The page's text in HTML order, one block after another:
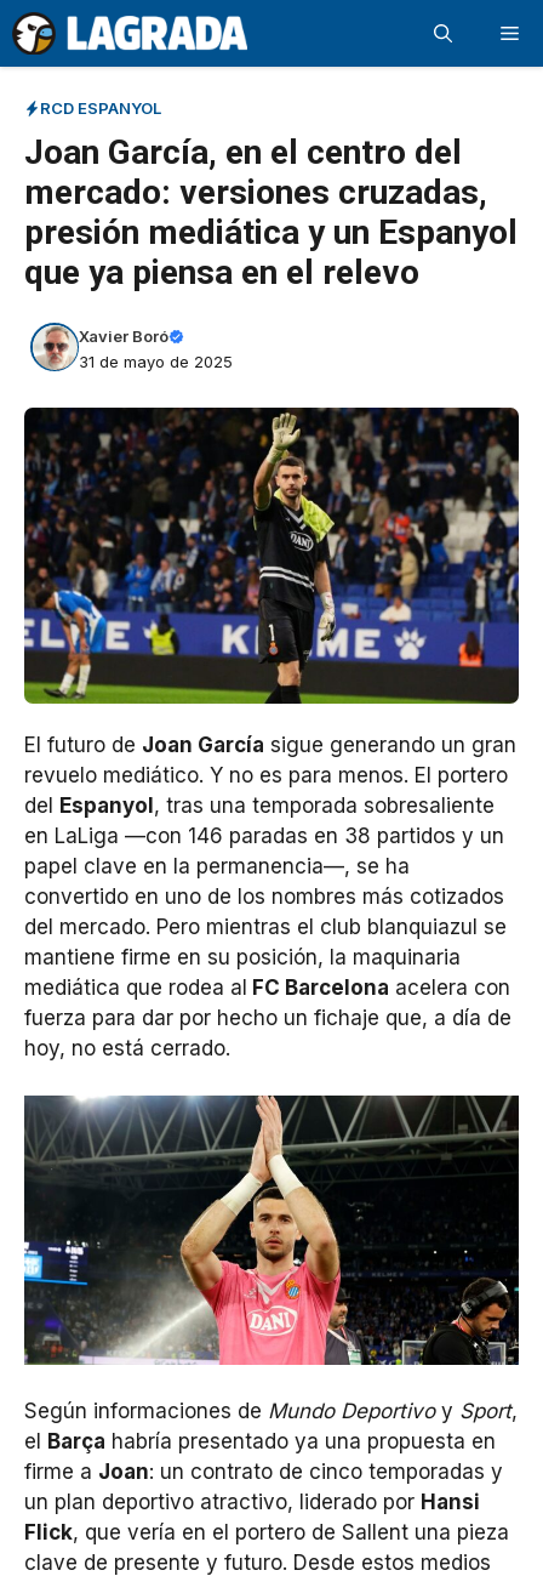
Saltar
al
contenido
RCD ESPANYOL
Joan García, en el centro del
mercado: versiones cruzadas,
presión mediática y un Espanyol
que ya piensa en el relevo
Xavier Boró
31 de mayo de 2025
El futuro de Joan García sigue generando un gran
revuelo mediático. Y no es para menos. El portero
del
Espanyol , tras una temporada sobresaliente
en LaLiga —con 146 paradas en 38 partidos y un
papel clave en la permanencia—, se ha
convertido en uno de los nombres más cotizados
del mercado. Pero mientras el club blanquiazul se
mantiene firme en su posición, la maquinaria
mediática que rodea al FC Barcelona acelera con
fuerza para dar por hecho un fichaje que, a día de
hoy, no está cerrado.
Según informaciones de Mundo Deportivoy Sport,
el Barça habría presentado ya una propuesta en
firme a Joan: un contrato de cinco temporadas y
un plan deportivo atractivo, liderado por Hansi
Flick, que vería en el portero de Sallent una pieza
clave de presente y futuro. Desde estos medios